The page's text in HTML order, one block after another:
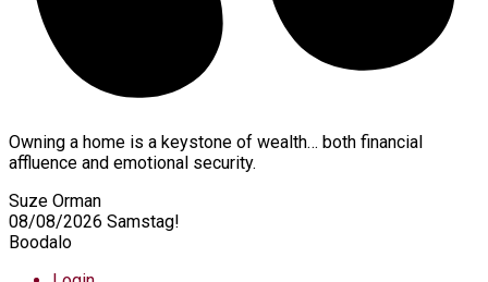
Owning a home is a keystone of wealth… both financial
affluence and emotional security.
Suze Orman
08/08/2026 Samstag!
Boodalo